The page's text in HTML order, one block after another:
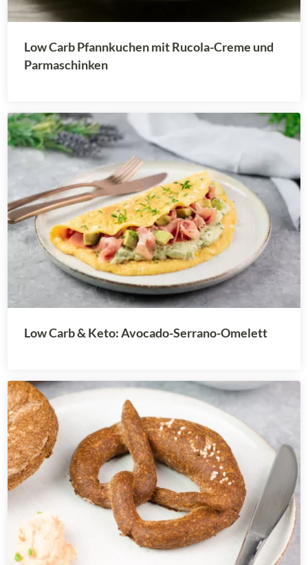
Low Carb Pfannkuchen mit Rucola-Creme und
Parmaschinken
Low Carb & Keto: Avocado-Serrano-Omelett